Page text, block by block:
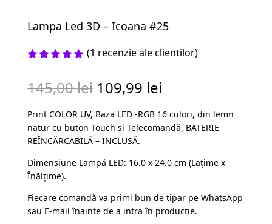
Lampa Led 3D – Icoana #25
pe baza
unei
evaluări
(1 recenzie ale clientilor)
145,00lei Prețul
a
fost:
109,99 leiPrețul
este:
109,99 lei.
Print COLOR UV, Baza LED -RGB 16 culori, din lemn
natur cu buton Touch și Telecomandă, BATERIE
REÎNCĂRCABILĂ – INCLUSĂ.
Dimensiune Lampă LED: 16.0 x 24.0 cm (Lațime x
Înălțime).
Fiecare comandă va primi bun de tipar pe WhatsApp
sau E-mail înainte de a intra în producție.